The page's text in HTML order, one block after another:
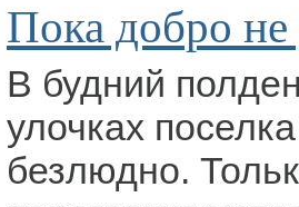
Пока добро
В будний
улочках
безлюдно.